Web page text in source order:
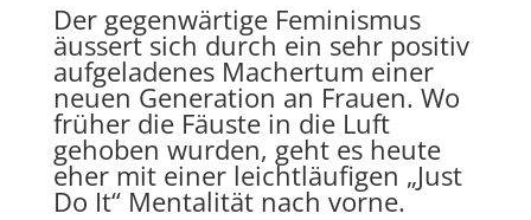
Der gegenwärtige Feminismus
äussert sich durch ein sehr positiv
aufgeladenes Machertum einer
neuen Generation an Frauen. Wo
früher die Fäuste in die Luft
gehoben wurden, geht es heute
eher mit einer leichtläufigen „Just
Do It“ Mentalität nach vorne.